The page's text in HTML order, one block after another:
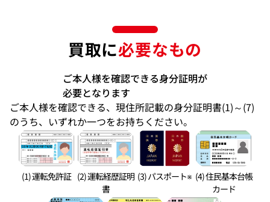
買取に必要なもの
ご本人様を確認できる身分証明が
必要となります
ご本人様を確認できる、現住所記載の身分証明書(1)～(7)
のうち、いずれか一つをお持ちください。
(1) 運転免許証 (2) 運転経歴証明
書
(3) パスポート※ (4) 住民基本台帳
カード